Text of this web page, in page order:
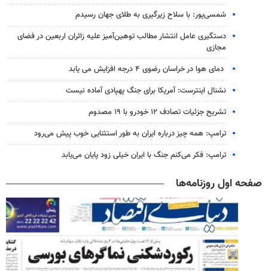
شمسی‌پور: با سلاح زیرگیری به طلای جهان رسیدم
دستگیری عامل انتشار مطالب توهین‌آمیز علیه زائران اربعین در فضای
مجازی
دمای هوا در خراسان رضوی ۴ درجه افزایش می یابد
نشنال اینترست: آمریکا برای جنگ پهپادی آماده نیست
تشریح جزئیات تصادف ۱۲ خودرو با ۱۹ مصدوم
ترامپ: همه چیز درباره ایران به طور استثنایی خوب پیش می‌رود
ترامپ: فکر می‌کنم جنگ با ایران خیلی زود پایان می‌یابد
صفحه اول روزنامه‌ها